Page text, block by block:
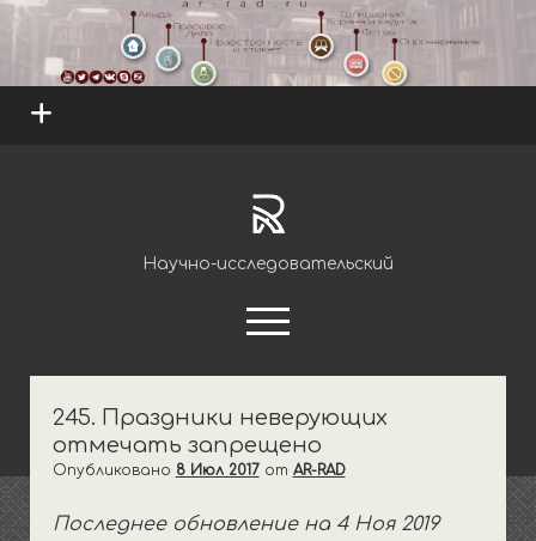
open
ar-
rad.ru
Научно-исследовательский
открыть
меню
youtubetelegram
Науки
открыть
выпадающее
Основы и правила
меню
Ритуалы очищения
Правовое дело
открыть
245. Праздники неверующих
отмечать запрещено
Опубликовано 8 Июл 2017от AR-RAD
Последнее обновление на 4 Ноя 2019